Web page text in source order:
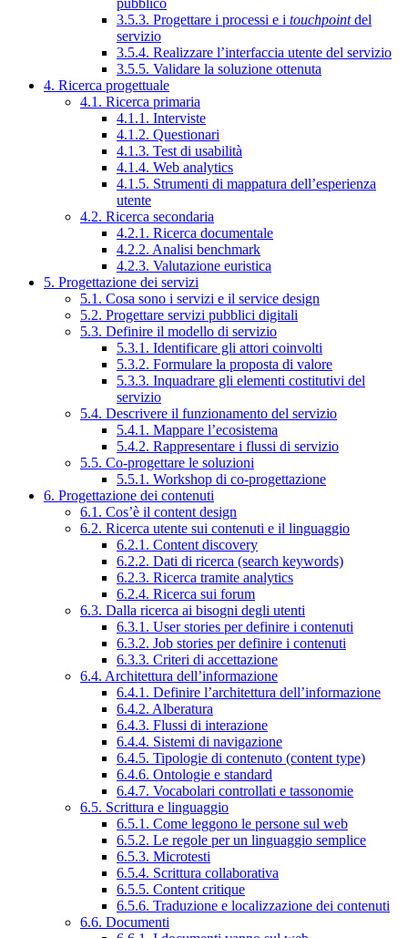
pubblico
3.5.3. Progettare i processi e i touchpointdel
servizio
3.5.4. Realizzare l’interfaccia utente del servizio
3.5.5. Validare la soluzione ottenuta
4. Ricerca progettuale
4.1. Ricerca primaria
4.1.1. Interviste
4.1.2. Questionari
4.1.3. Test di usabilità
4.1.4. Web analytics
4.1.5. Strumenti di mappatura dell’esperienza
utente
4.2. Ricerca secondaria
4.2.1. Ricerca documentale
4.2.2. Analisi benchmark
4.2.3. Valutazione euristica
5. Progettazione dei servizi
5.1. Cosa sono i servizi e il service design
5.2. Progettare servizi pubblici digitali
5.3. Definire il modello di servizio
5.3.1. Identificare gli attori coinvolti
5.3.2. Formulare la proposta di valore
5.3.3. Inquadrare gli elementi costitutivi del
servizio
5.4. Descrivere il funzionamento del servizio
5.4.1. Mappare l’ecosistema
5.4.2. Rappresentare i flussi di servizio
5.5. Co-progettare le soluzioni
5.5.1. Workshop di co-progettazione
6. Progettazione dei contenuti
6.1. Cos’è il content design
6.2. Ricerca utente sui contenuti e il linguaggio
6.2.1. Content discovery
6.2.2. Dati di ricerca (search keywords)
6.2.3. Ricerca tramite analytics
6.2.4. Ricerca sui forum
6.3. Dalla ricerca ai bisogni degli utenti
6.3.1. User stories per definire i contenuti
6.3.2. Job stories per definire i contenuti
6.3.3. Criteri di accettazione
6.4. Architettura dell’informazione
6.4.1. Definire l’architettura dell’informazione
6.4.2. Alberatura
6.4.3. Flussi di interazione
6.4.4. Sistemi di navigazione
6.4.5. Tipologie di contenuto (content type)
6.4.6. Ontologie e standard
6.4.7. Vocabolari controllati e tassonomie
6.5. Scrittura e linguaggio
6.5.1. Come leggono le persone sul web
6.5.2. Le regole per un linguaggio semplice
6.5.3. Microtesti
6.5.4. Scrittura collaborativa
6.5.5. Content critique
6.5.6. Traduzione e localizzazione dei contenuti
6.6. Documenti